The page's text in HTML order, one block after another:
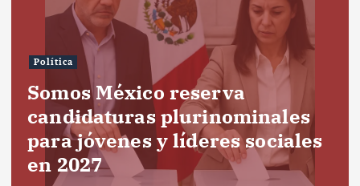
Política
Somos México reserva
candidaturas plurinominales
para jóvenes y líderes sociales
en 2027